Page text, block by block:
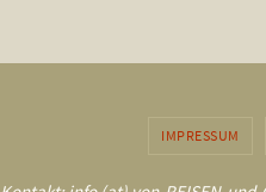
IMPRESSUM